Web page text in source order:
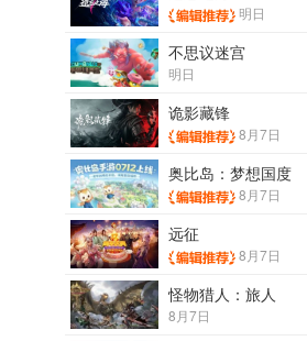
明日
不思议迷宫
明日
诡影藏锋
8月7日
奥比岛：梦想国度
8月7日
远征
8月7日
怪物猎人：旅人
8月7日